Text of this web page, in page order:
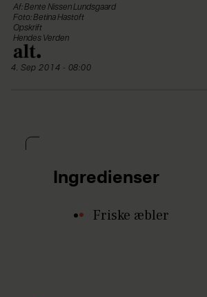
Af: Bente Nissen Lundsgaard
Foto: Betina Hastoft
Opskrift
Hendes Verden
4. Sep 2014 - 08:00
Ingredienser
Friske æbler